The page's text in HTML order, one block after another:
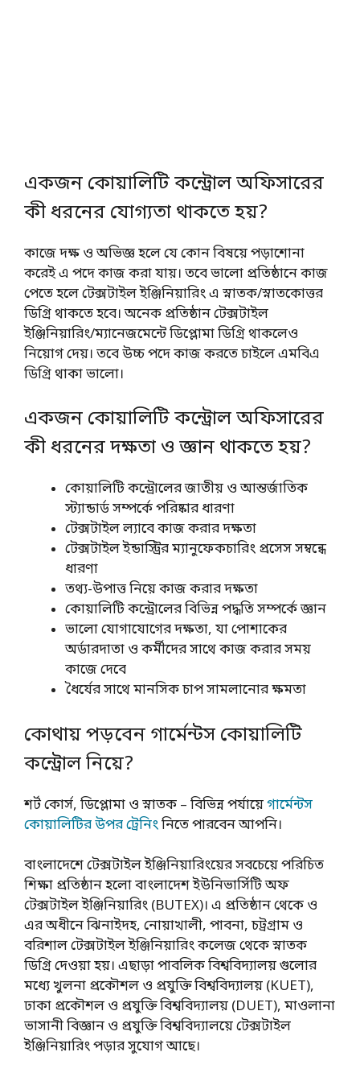
একজন কোয়ালিটি কন্ট্রোল অফিসারের
কী ধরনের যোগ্যতা থাকতে হয়?
কাজে দক্ষ ও অভিজ্ঞ হলে যে কোন বিষয়ে পড়াশোনা
করেই এ পদে কাজ করা যায়। তবে ভালো প্রতিষ্ঠানে কাজ
পেতে হলে টেক্সটাইল ইঞ্জিনিয়ারিং এ স্নাতক/স্নাতকোত্তর
ডিগ্রি থাকতে হবে। অনেক প্রতিষ্ঠান টেক্সটাইল
ইঞ্জিনিয়ারিং/ম্যানেজমেন্টে ডিপ্লোমা ডিগ্রি থাকলেও
নিয়োগ দেয়। তবে উচ্চ পদে কাজ করতে চাইলে এমবিএ
ডিগ্রি থাকা ভালো।
একজন কোয়ালিটি কন্ট্রোল অফিসারের
কী ধরনের দক্ষতা ও জ্ঞান থাকতে হয়?
কোয়ালিটি কন্ট্রোলের জাতীয় ও আন্তর্জাতিক
স্ট্যান্ডার্ড সম্পর্কে পরিষ্কার ধারণা
টেক্সটাইল ল্যাবে কাজ করার দক্ষতা
টেক্সটাইল ইন্ডাস্ট্রির ম্যানুফেকচারিং প্রসেস সম্বন্ধে
ধারণা
তথ্য-উপাত্ত নিয়ে কাজ করার দক্ষতা
কোয়ালিটি কন্ট্রোলের বিভিন্ন পদ্ধতি সম্পর্কে জ্ঞান
ভালো যোগাযোগের দক্ষতা, যা পোশাকের
অর্ডারদাতা ও কর্মীদের সাথে কাজ করার সময়
কাজে দেবে
ধৈর্যের সাথে মানসিক চাপ সামলানোর ক্ষমতা
কোথায় পড়বেন গার্মেন্টস কোয়ালিটি
কন্ট্রোল নিয়ে?
শর্ট কোর্স, ডিপ্লোমা ও স্নাতক – বিভিন্ন পর্যায়েগার্মেন্টস
কোয়ালিটির উপর ট্রেনিংনিতে পারবেন আপনি।
বাংলাদেশে টেক্সটাইল ইঞ্জিনিয়ারিংয়ের সবচেয়ে পরিচিত
শিক্ষা প্রতিষ্ঠান হলো বাংলাদেশ ইউনিভার্সিটি অফ
টেক্সটাইল ইঞ্জিনিয়ারিং (BUTEX)। এ প্রতিষ্ঠান থেকে ও
এর অধীনে ঝিনাইদহ, নোয়াখালী, পাবনা, চট্রগ্রাম ও
বরিশাল টেক্সটাইল ইঞ্জিনিয়ারিং কলেজ থেকে স্নাতক
ডিগ্রি দেওয়া হয়। এছাড়া পাবলিক বিশ্ববিদ্যালয় গুলোর
মধ্যে খুলনা প্রকৌশল ও প্রযুক্তি বিশ্ববিদ্যালয় (KUET),
ঢাকা প্রকৌশল ও প্রযুক্তি বিশ্ববিদ্যালয় (DUET), মাওলানা
ভাসানী বিজ্ঞান ও প্রযুক্তি বিশ্ববিদ্যালয়ে টেক্সটাইল
ইঞ্জিনিয়ারিং পড়ার সুযোগ আছে।